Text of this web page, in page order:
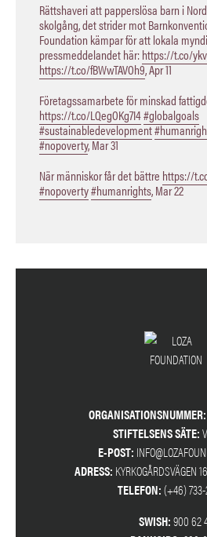
Rättshaveri att papperslösa barn i
skolgång, det strider mot
Foundation kämpar för att lokala
pressmeddelandet här:https://t.co/
https://t.co/fBWwTAVOh9,Apr 11
Företagssamarbete för minskad
https://t.co/LQegOKg7I4#globalgoals
#sustainabledevelopment
#nopoverty,Mar 31
När människor får det bättre https://
#nopoverty#humanrights,Mar 22
ORGANISATIONSNUMMER:
STIFTELSENS SÄTE:
E-POST:
ADRESS: KYRKOGÅRDSVÄGEN
TELEFON:(+46) 733-
SWISH:900 62